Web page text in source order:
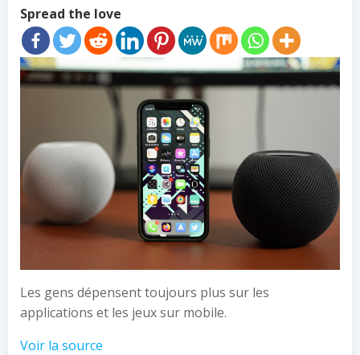
Spread the love
Les gens dépensent toujours plus sur les
applications et les jeux sur mobile.
Voir la source